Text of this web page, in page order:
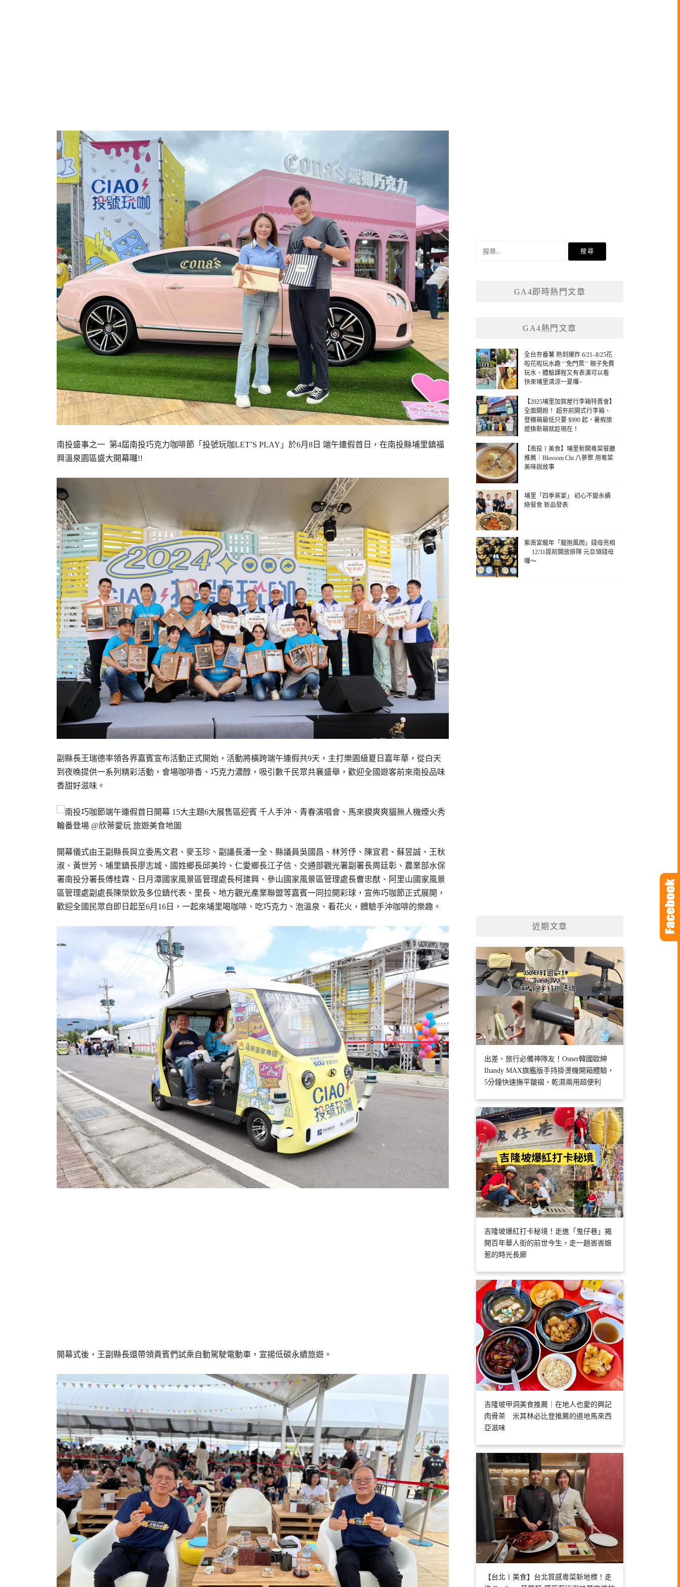
南投盛事之一 第4屆南投巧克力咖啡節「投號玩咖LET’S PLAY」於6月8日 端午連假首日，在南投縣埔里鎮福
興溫泉園區盛大開幕囉!!
副縣長王瑞德率領各界嘉賓宣布活動正式開始，活動將橫跨端午連假共9天，主打樂園級夏日嘉年華，從白天
到夜晚提供一系列精彩活動，會場咖啡香、巧克力濃醇，吸引數千民眾共襄盛舉，歡迎全國遊客前來南投品味
香甜好滋味。
開幕儀式由王副縣長與立委馬文君、麥玉珍、副議長潘一全、縣議員吳國昌、林芳伃、陳宜君、蘇昱誠、王秋
淑、黃世芳、埔里鎮長廖志城、國姓鄉長邱美玲、仁愛鄉長江子信、交通部觀光署副署長周廷彰、農業部水保
署南投分署長傅桂霖、日月潭國家風景區管理處長柯建興、參山國家風景區管理處長曹忠猷、阿里山國家風景
區管理處副處長陳榮欽及多位鎮代表、里長、地方觀光產業聯盟等嘉賓一同拉開彩球，宣佈巧咖節正式展開，
歡迎全國民眾自即日起至6月16日，一起來埔里喝咖啡、吃巧克力、泡溫泉、看花火，體驗手沖咖啡的樂趣。
開幕式後，王副縣長還帶領貴賓們試乘自動駕駛電動車，宣揚低碳永續旅遊。
GA4即時熱門文章
GA4熱門文章
全台夯番薯 熱到爆炸 6/21–8/25花
啦花啦玩水趣 ‘’免門票’’ 親子免費
玩水、體驗課程又有表演可以看
快來埔里清涼一夏囉~
【2025埔里加賀屋行李箱特賣會】
全面開跑！ 超夯前開式行李箱、
登機箱最低只要 $990 起，暑假旅
遊換新箱就趁現在！
【南投〡美食】埔里新開粵菜餐廳
推薦｜Blossom Chi 八蔘聚 用粵菜
美味說故事
埔里「四季蒸宴」 初心不變永續
綠餐食 新品發表
紫南宮龍年「龍抱風雨」錢母亮相
12/31提前開放排隊 元旦領錢母
囉～
近期文章
出差、旅行必備神隊友！Osner韓國歐紳
Ihandy MAX旗艦版手持掛燙機開箱體驗，
5分鐘快速撫平皺褶，乾濕兩用超便利
吉隆坡爆紅打卡秘境！走進「鬼仔巷」揭
開百年華人街的前世今生，走一趟峇峇娘
惹的時光長廊
吉隆坡甲洞美食推薦｜在地人也愛的興記
肉骨茶 米其林必比登推薦的道地馬來西
亞滋味
【台北〡美食】台北質感粵菜新地標！走